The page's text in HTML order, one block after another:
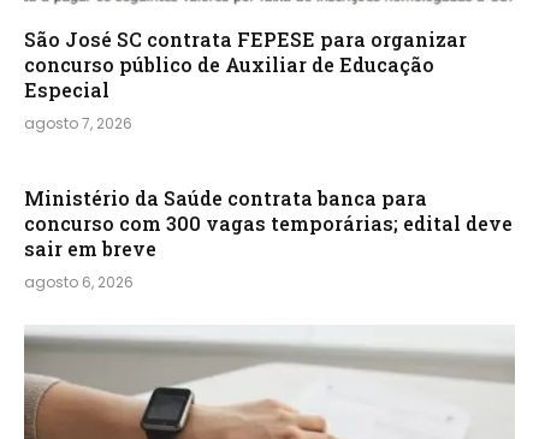
São José SC contrata FEPESE para organizar
concurso público de Auxiliar de Educação
Especial
agosto 7, 2026
Ministério da Saúde contrata banca para
concurso com 300 vagas temporárias; edital deve
sair em breve
agosto 6, 2026